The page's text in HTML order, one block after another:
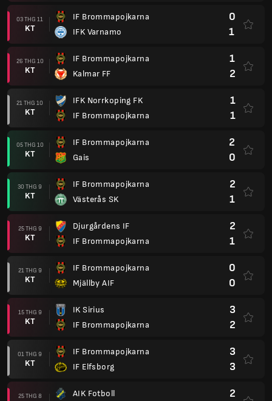
03 THG 11
KT
IF Brommapojkarna
IFK Varnamo
0
1
26 THG 10
KT
IF Brommapojkarna
Kalmar FF
1
2
21 THG 10
KT
IFK Norrkoping FK
IF Brommapojkarna
1
1
05 THG 10
KT
IF Brommapojkarna
Gais
2
0
30 THG 9
KT
IF Brommapojkarna
Västerås SK
2
1
25 THG 9
KT
Djurgårdens IF
IF Brommapojkarna
2
1
21 THG 9
KT
IF Brommapojkarna
Mjällby AIF
0
0
15 THG 9
KT
IK Sirius
IF Brommapojkarna
3
2
01 THG 9
KT
IF Brommapojkarna
IF Elfsborg
3
3
25 THG 8
AIK Fotboll
2